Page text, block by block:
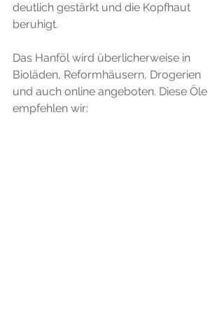
deutlich gestärkt und die Kopfhaut
beruhigt.
Das Hanföl wird überlicherweise in
Bioläden, Reformhäusern, Drogerien
und auch online angeboten. Diese Öle
empfehlen wir: